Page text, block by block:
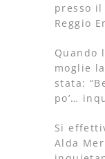
presso
Reggio
Quando
moglie
stata:
po’…
Sì
Alda